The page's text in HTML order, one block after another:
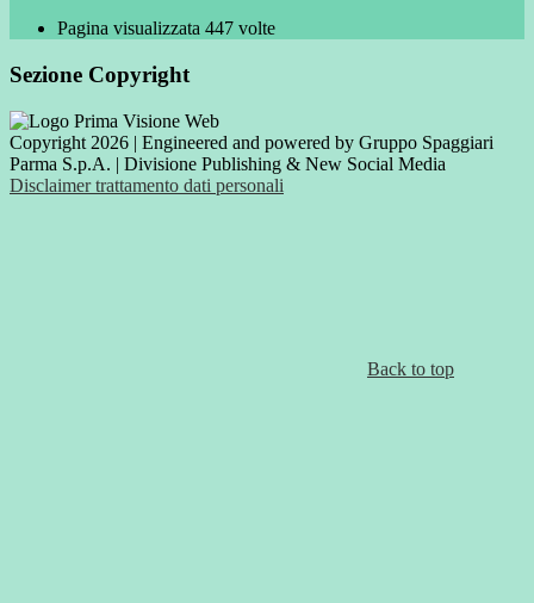
Pagina visualizzata 447 volte
Sezione Copyright
Copyright 2026 | Engineered and powered by Gruppo Spaggiari
Parma S.p.A. | Divisione Publishing & New Social Media
Disclaimer trattamento dati personali
Back to top